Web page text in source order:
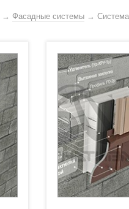
Фасадные системы